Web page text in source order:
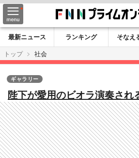
最新ニュース ランキング そなえ
トップ
社会
陛下が愛用のビオラ演奏さ
皇后両陛下モンゴル訪問 大
晩さん会に出席され元横綱た
に感無量」
ギャラリー